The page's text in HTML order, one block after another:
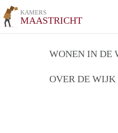
KAMERS
MAASTRICHT
WONEN IN DE
OVER DE WIJK